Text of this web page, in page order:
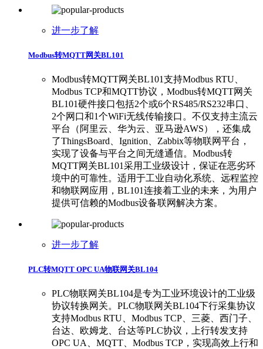
进一步了解
Modbus转MQTT网关BL101
Modbus转MQTT网关BL101支持Modbus RTU、
Modbus TCP和MQTT协议，Modbus转MQTT网关
BL101硬件接口包括2个或6个RS485/RS232串口、
2个网口和1个WiFi无线传输接口。不仅支持主流云
平台（阿里云、华为云、亚马逊AWS），还集成
了ThingsBoard、Ignition、Zabbix等物联网平台，
实现了设备与平台之间无缝通信。Modbus转
MQTT网关BL101采用工业级设计，保证在恶劣环
境中的可靠性。适用于工业自动化系统、远程监控
和物联网应用，BL101连接着工业的未来，为用户
提供可信赖的Modbus设备联网解决方案。
进一步了解
PLC转MQTT OPC UA物联网关BL104
​PLC物联网关BL104是专为工业环境设计的工业级
协议转换网关。PLC物联网关BL104下行采集协议
支持Modbus RTU、Modbus TCP、三菱、西门子、
台达、欧姆龙、台达等PLC协议，上行转发支持
OPC UA、MQTT、Modbus TCP，实现高效上行和